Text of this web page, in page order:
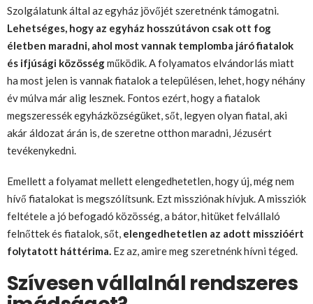
Szolgálatunk által az egyház jövőjét szeretnénk támogatni.
Lehetséges, hogy az egyház hosszútávon csak ott fog
életben maradni, ahol most vannak templomba járó fiatalok
és ifjúsági közösségműködik. A folyamatos elvándorlás miatt
ha most jelen is vannak fiatalok a településen, lehet, hogy néhány
év múlva már alig lesznek. Fontos ezért, hogy a fiatalok
megszeressék egyházközségüket, sőt, legyen olyan fiatal, aki
akár áldozat árán is, de szeretne otthon maradni, Jézusért
tevékenykedni.
Emellett a folyamat mellett elengedhetetlen, hogy új, még nem
hívő fiatalokat is megszólítsunk. Ezt missziónak hívjuk. A missziók
feltétele a jó befogadó közösség, a bátor, hitüket felvállaló
felnőttek és fiatalok, sőt, elengedhetetlen az adott misszióért
folytatott háttérima. Ez az, amire meg szeretnénk hívni téged.
Szívesen vállalnál rendszeres